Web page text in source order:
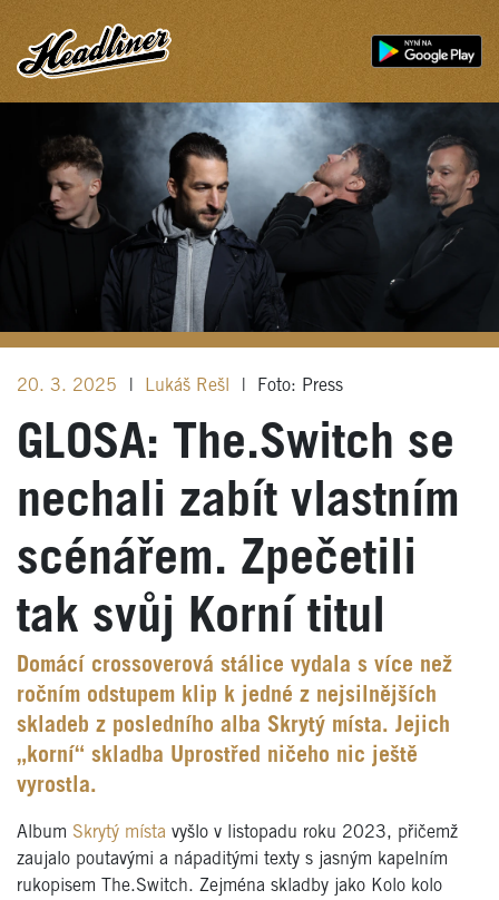
20. 3. 2025 Lukáš Rešl Foto: Press
GLOSA: The.Switch se
nechali zabít vlastním
scénářem. Zpečetili
tak svůj Korní titul
Domácí crossoverová stálice vydala s více než
ročním odstupem klip k jedné z nejsilnějších
skladeb z posledního alba Skrytý místa. Jejich
„korní“ skladba Uprostřed ničeho nic ještě
vyrostla.
Album Skrytý místa vyšlo v listopadu roku 2023, přičemž
zaujalo poutavými a nápaditými texty s jasným kapelním
rukopisem The.Switch. Zejména skladby jako Kolo kolo